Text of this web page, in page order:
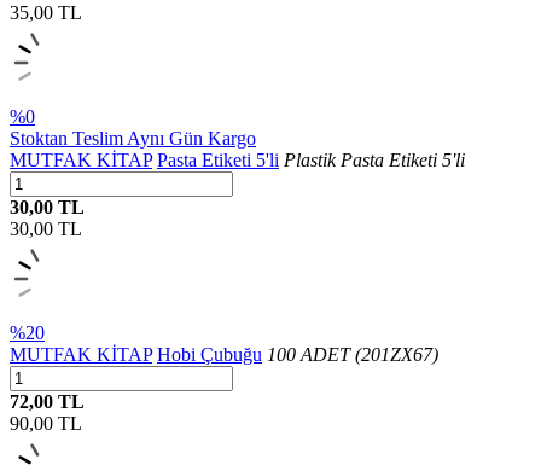
35,00 TL
%0
Stoktan Teslim Aynı Gün Kargo
MUTFAK KİTAP Pasta Etiketi 5'li Plastik Pasta Etiketi 5'li
30,00 TL
30,00 TL
%20
MUTFAK KİTAP Hobi Çubuğu 100 ADET (201ZX67)
72,00 TL
90,00 TL